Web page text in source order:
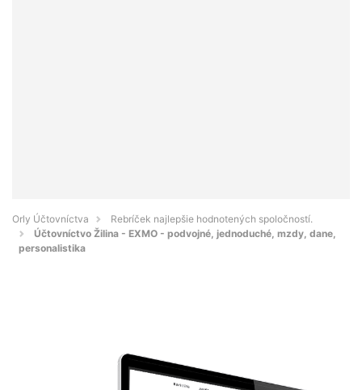
Orly Účtovníctva
Rebríček najlepšie hodnotených spoločností.
Účtovníctvo Žilina - EXMO - podvojné, jednoduché, mzdy, dane,
personalistika